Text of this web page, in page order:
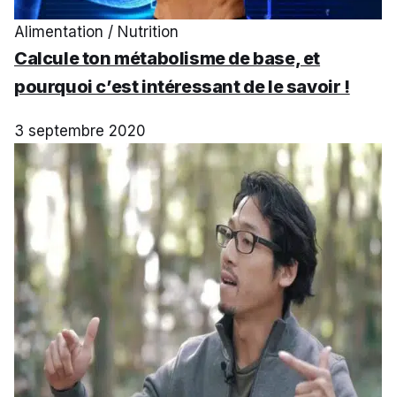
Alimentation / Nutrition
Calcule ton métabolisme de base, et
pourquoi c’est intéressant de le savoir !
3 septembre 2020